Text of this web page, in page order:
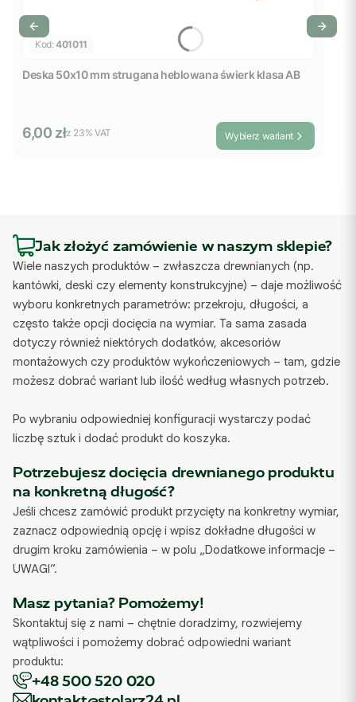
Kod:401011
Deska 50x10 mm strugana heblowana świerk klasa AB
Cena brutto
6,00 złz %s VAT
z 23% VAT Wybierz wariant
Jak złożyć zamówienie w naszym sklepie?
Wiele naszych produktów – zwłaszcza drewnianych (np.
kantówki, deski czy elementy konstrukcyjne) – daje możliwość
wyboru konkretnych parametrów: przekroju, długości, a
często także opcji docięcia na wymiar. Ta sama zasada
dotyczy również niektórych dodatków, akcesoriów
montażowych czy produktów wykończeniowych – tam, gdzie
możesz dobrać wariant lub ilość według własnych potrzeb.
Po wybraniu odpowiedniej konfiguracji wystarczy podać
liczbę sztuk i dodać produkt do koszyka.
Potrzebujesz docięcia drewnianego produktu
na konkretną długość?
Jeśli chcesz zamówić produkt przycięty na konkretny wymiar,
zaznacz odpowiednią opcję i wpisz dokładne długości w
drugim kroku zamówienia – w polu „Dodatkowe informacje –
UWAGI”.
Masz pytania? Pomożemy!
Skontaktuj się z nami – chętnie doradzimy, rozwiejemy
wątpliwości i pomożemy dobrać odpowiedni wariant
produktu:
+48 500 520 020